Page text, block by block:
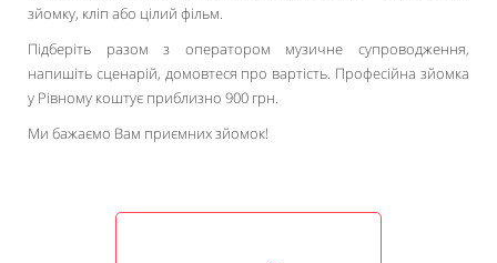
зйомку, кліп або цілий фільм.
Підберіть разом з оператором музичне супроводження,
напишіть сценарій, домовтеся про вартість. Професійна зйомка
у Рівному коштує приблизно 900 грн.
Ми бажаємо Вам приємних зйомок!